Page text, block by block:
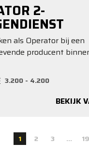
2-
als Operator bij een
producent
3.200 - 4.200
BEKIJK
1 2 3 ... 19